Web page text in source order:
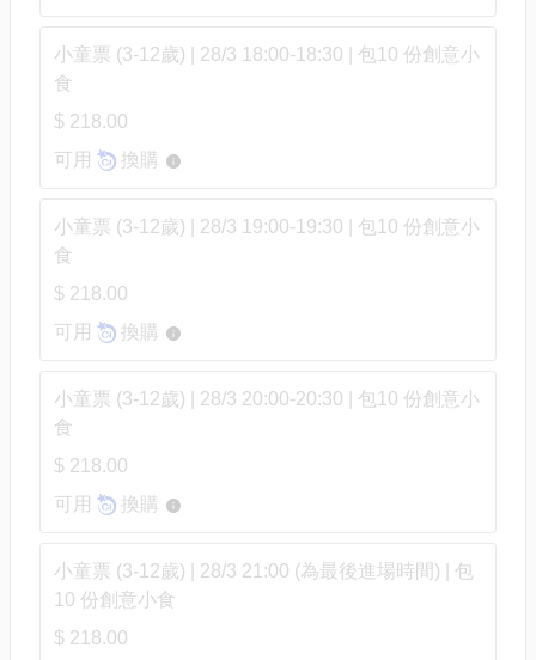
小童票 (3-12歲) | 28/3 18:00-18:30 | 包10 份創意小
食
$ 218.00
可用
換購
小童票 (3-12歲) | 28/3 19:00-19:30 | 包10 份創意小
食
$ 218.00
可用
換購
小童票 (3-12歲) | 28/3 20:00-20:30 | 包10 份創意小
食
$ 218.00
可用
換購
小童票 (3-12歲) | 28/3 21:00 (為最後進場時間) | 包
10 份創意小食
$ 218.00